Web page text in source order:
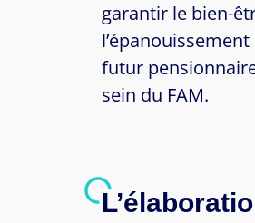
garantir le bien-
l’épanouissement
futur
sein du FAM.